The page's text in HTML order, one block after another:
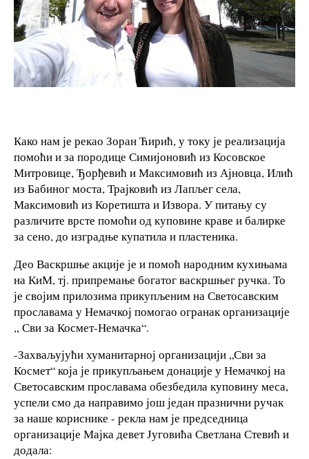
Како нам је рекао Зоран Ћирић, у току је реализација
помоћи и за породице Симијоновић из Косовское
Митровице, Ђорђевић и Максимовић из Ајновца, Илић
из Бабиног моста, Трајковић из Лапљег села,
Максимовић из Коретишта и Извора. У питању су
различите врсте помоћи од куповине краве и балирке
за сено, до изградње купатила и пластеника.
Део Васкршње акције је и помоћ народним кухињама
на КиМ, тј. припремање богатог васкршњег ручка. То
је својим прилозима прикупљеним на Светосавским
прославама у Немачкој помогао огранак организације
,, Сви за Космет-Немачка“.
-Захваљујући хуманитарној организацији „Сви за
Космет“ која је прикупљањем донације у Немачкој на
Светосавским прославама обезбедила куповину меса,
успели смо да направимо још један празнични ручак
за наше кориснике - рекла нам је председница
организације Мајка девет Југовића Светлана Стевић и
додала: